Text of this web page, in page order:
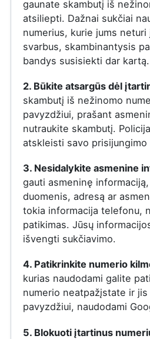
gaunate skambutį iš
atsiliepti. Dažnai sukčiai
numerius, kurie jums
svarbus, skambinantysis
bandys susisiekti dar kartą.
2. Būkite atsargūs dėl
skambutį iš nežinomo
pavyzdžiui, prašant
nutraukite skambutį.
atskleisti savo
3. Nesidalykite asmenine
gauti asmeninę
duomenis, adresą ar
tokia informacija telefonu,
patikimas. Jūsų
išvengti sukčiavimo.
4. Patikrinkite numerio
kurias naudodami galite
numerio neatpažįstate ir
pavyzdžiui, naudodami
5. Blokuoti įtartinus